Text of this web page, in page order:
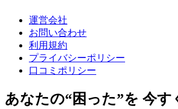
運営会社
お問い合わせ
利用規約
プライバシーポリシー
口コミポリシー
あなたの“困った”を 今す